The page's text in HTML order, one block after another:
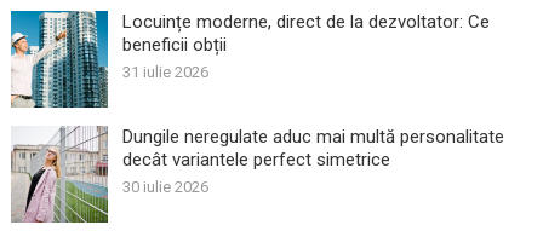
Locuințe moderne, direct de la dezvoltator: Ce
beneficii obții
31 iulie 2026
Dungile neregulate aduc mai multă personalitate
decât variantele perfect simetrice
30 iulie 2026